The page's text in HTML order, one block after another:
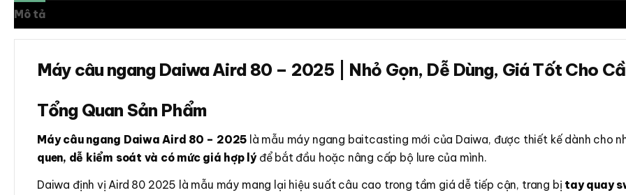
Mô tả
Máy câu ngang Daiwa Aird 80 – 2025 | Nhỏ Gọn, Dễ Dùng, Giá Tốt Cho
Tổng Quan Sản Phẩm
Máy câu ngang Daiwa Aird 80 – 2025 là mẫu máy ngang baitcasting mới của Daiwa, được thiết kế dành cho
quen, dễ kiểm soát và có mức giá hợp lýđể bắt đầu hoặc nâng cấp bộ lure của mình.
Daiwa định vị Aird 80 2025 là mẫu máy mang lại hiệu suất câu cao trong tầm giá dễ tiếp cận, trang bị tay quay